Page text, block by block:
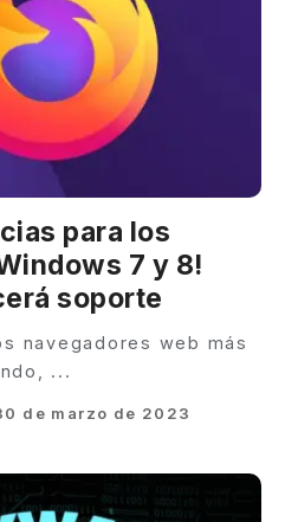
para los
7 y 8!
soporte
navegadores web más
...
de marzo de 2023